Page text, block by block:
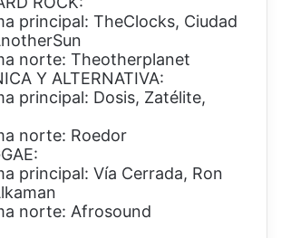
TheClocks, Ciudad
Theotherplanet
Y ALTERNATIVA:
Dosis, Zatélite,
Roedor
Vía Cerrada, Ron
Afrosound